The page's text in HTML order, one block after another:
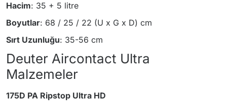
Hacim: 35 + 5 litre
Boyutlar: 68 / 25 / 22 (U x G x D) cm
Sırt Uzunluğu: 35-56 cm
Deuter Aircontact Ultra
Malzemeler
175D PA Ripstop Ultra HD